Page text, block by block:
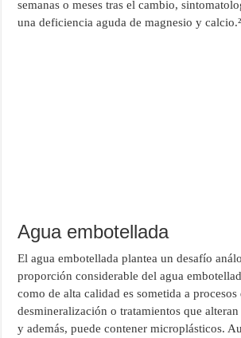
semanas o meses tras el cambio,
una deficiencia aguda de magnesio y
Agua embotellada
El agua embotellada plantea un desafío
proporción considerable del agua
como de alta calidad es sometida a
desmineralización o tratamientos que
y además, puede contener microplásticos.